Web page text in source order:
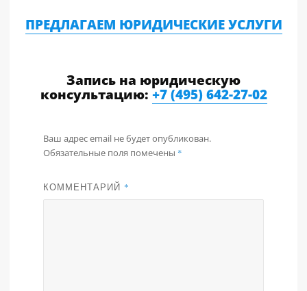
ПРЕДЛАГАЕМ ЮРИДИЧЕСКИЕ УСЛУГИ
Запись на юридическую
консультацию: +7 (495) 642-27-02
Ваш адрес email не будет опубликован.
Обязательные поля помечены *
КОММЕНТАРИЙ *